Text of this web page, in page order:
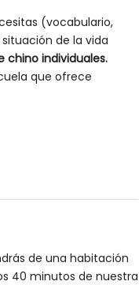
(vocabulario,
de la vida
chino individuales.
que ofrece
de una habitación
40 minutos de nuestra